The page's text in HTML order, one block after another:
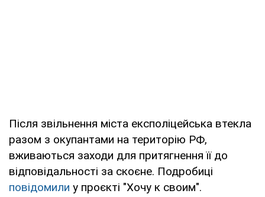
Після звільнення міста експоліцейська втекла
разом з окупантами на територію РФ,
вживаються заходи для притягнення її до
відповідальності за скоєне. Подробиці
повідомили у проєкті "Хочу к своим".